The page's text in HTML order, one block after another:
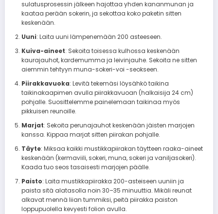
sulatusprosessin jälkeen hajottaa yhden kananmunan ja
kaataa perään sokerin, ja sekottaa koko paketin sitten
keskenään.
Uuni: Laita uuni lämpenemään 200 asteeseen.
Kuiva-aineet: Sekoita toisessa kulhossa keskenään
kaurajauhot, kardemumma ja leivinjauhe. Sekoita ne sitten
aiemmin tehtyyn muna-sokeri-voi -seokseen.
Piirakkavuoka: Levitä tekemäsi löysähkö taikina
taikinakaapimen avulla piirakkavuoan (halkaisija 24 cm)
pohjalle. Suosittelemme painelemaan taikinaa myös
pikkuisen reunoille.
Marjat: Sekoita perunajauhot keskenään jäisten marjojen
kanssa. Kippaa marjat sitten piirakan pohjalle.
Täyte: Miksaa kaikki mustikkapiirakan täytteen raaka-aineet
keskenään (kermaviili, sokeri, muna, sokeri ja vaniljasokeri).
Kaada tuo seos tasaisesti marjojen päälle.
Paisto: Laita mustikkapiirakka 200-asteiseen uuniin ja
paista sitä alatasolla noin 30–35 minuuttia. Mikäli reunat
alkavat mennä liian tummiksi, peitä piirakka paiston
loppupuolella kevyesti folion avulla.